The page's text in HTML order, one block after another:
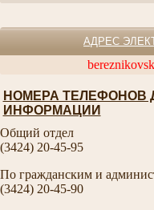
АДРЕС
НОМЕРА ТЕЛЕФОНОВ
ИНФОРМАЦИИ
Общий отдел
(3424) 20-45-95
По гражданским и
(3424) 20-45-90